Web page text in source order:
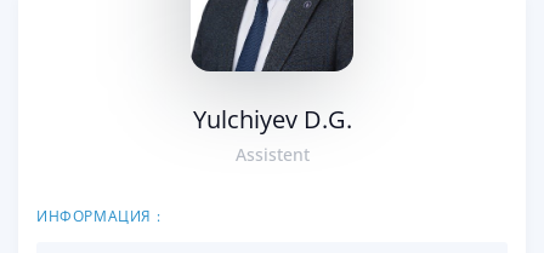
Yulchiyev D.G.
Аssistent
ИНФОРМАЦИЯ :